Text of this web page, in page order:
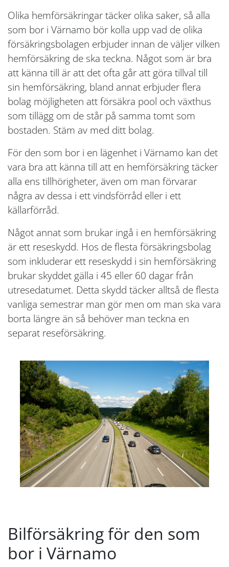
Olika hemförsäkringar täcker olika saker, så alla
som bor i Värnamo bör kolla upp vad de olika
försäkringsbolagen erbjuder innan de väljer vilken
hemförsäkring de ska teckna. Något som är bra
att känna till är att det ofta går att göra tillval till
sin hemförsäkring, bland annat erbjuder flera
bolag möjligheten att försäkra pool och växthus
som tillägg om de står på samma tomt som
bostaden. Stäm av med ditt bolag.
För den som bor i en lägenhet i Värnamo kan det
vara bra att känna till att en hemförsäkring täcker
alla ens tillhörigheter, även om man förvarar
några av dessa i ett vindsförråd eller i ett
källarförråd.
Något annat som brukar ingå i en hemförsäkring
är ett reseskydd. Hos de flesta försäkringsbolag
som inkluderar ett reseskydd i sin hemförsäkring
brukar skyddet gälla i 45 eller 60 dagar från
utresedatumet. Detta skydd täcker alltså de flesta
vanliga semestrar man gör men om man ska vara
borta längre än så behöver man teckna en
separat reseförsäkring.
Bilförsäkring för den som
bor i Värnamo